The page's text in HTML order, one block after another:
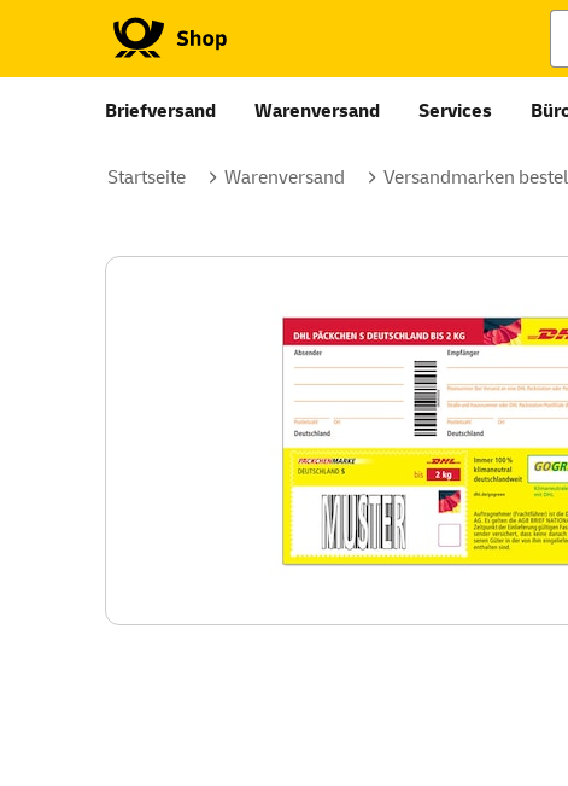
Briefversand Warenversand Services
Startseite Warenversand Versandmarken